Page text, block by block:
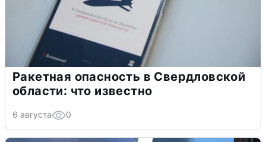
Ракетная опасность в Свердловской
области: что известно
6 августа 0